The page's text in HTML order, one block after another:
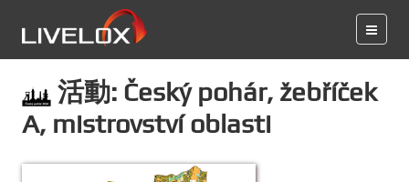
活動: Český pohár, žebříček
A, mistrovství oblasti